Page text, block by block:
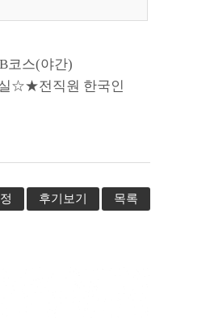
코스(야간)
☆★전직원 한국인
목록
후기보기